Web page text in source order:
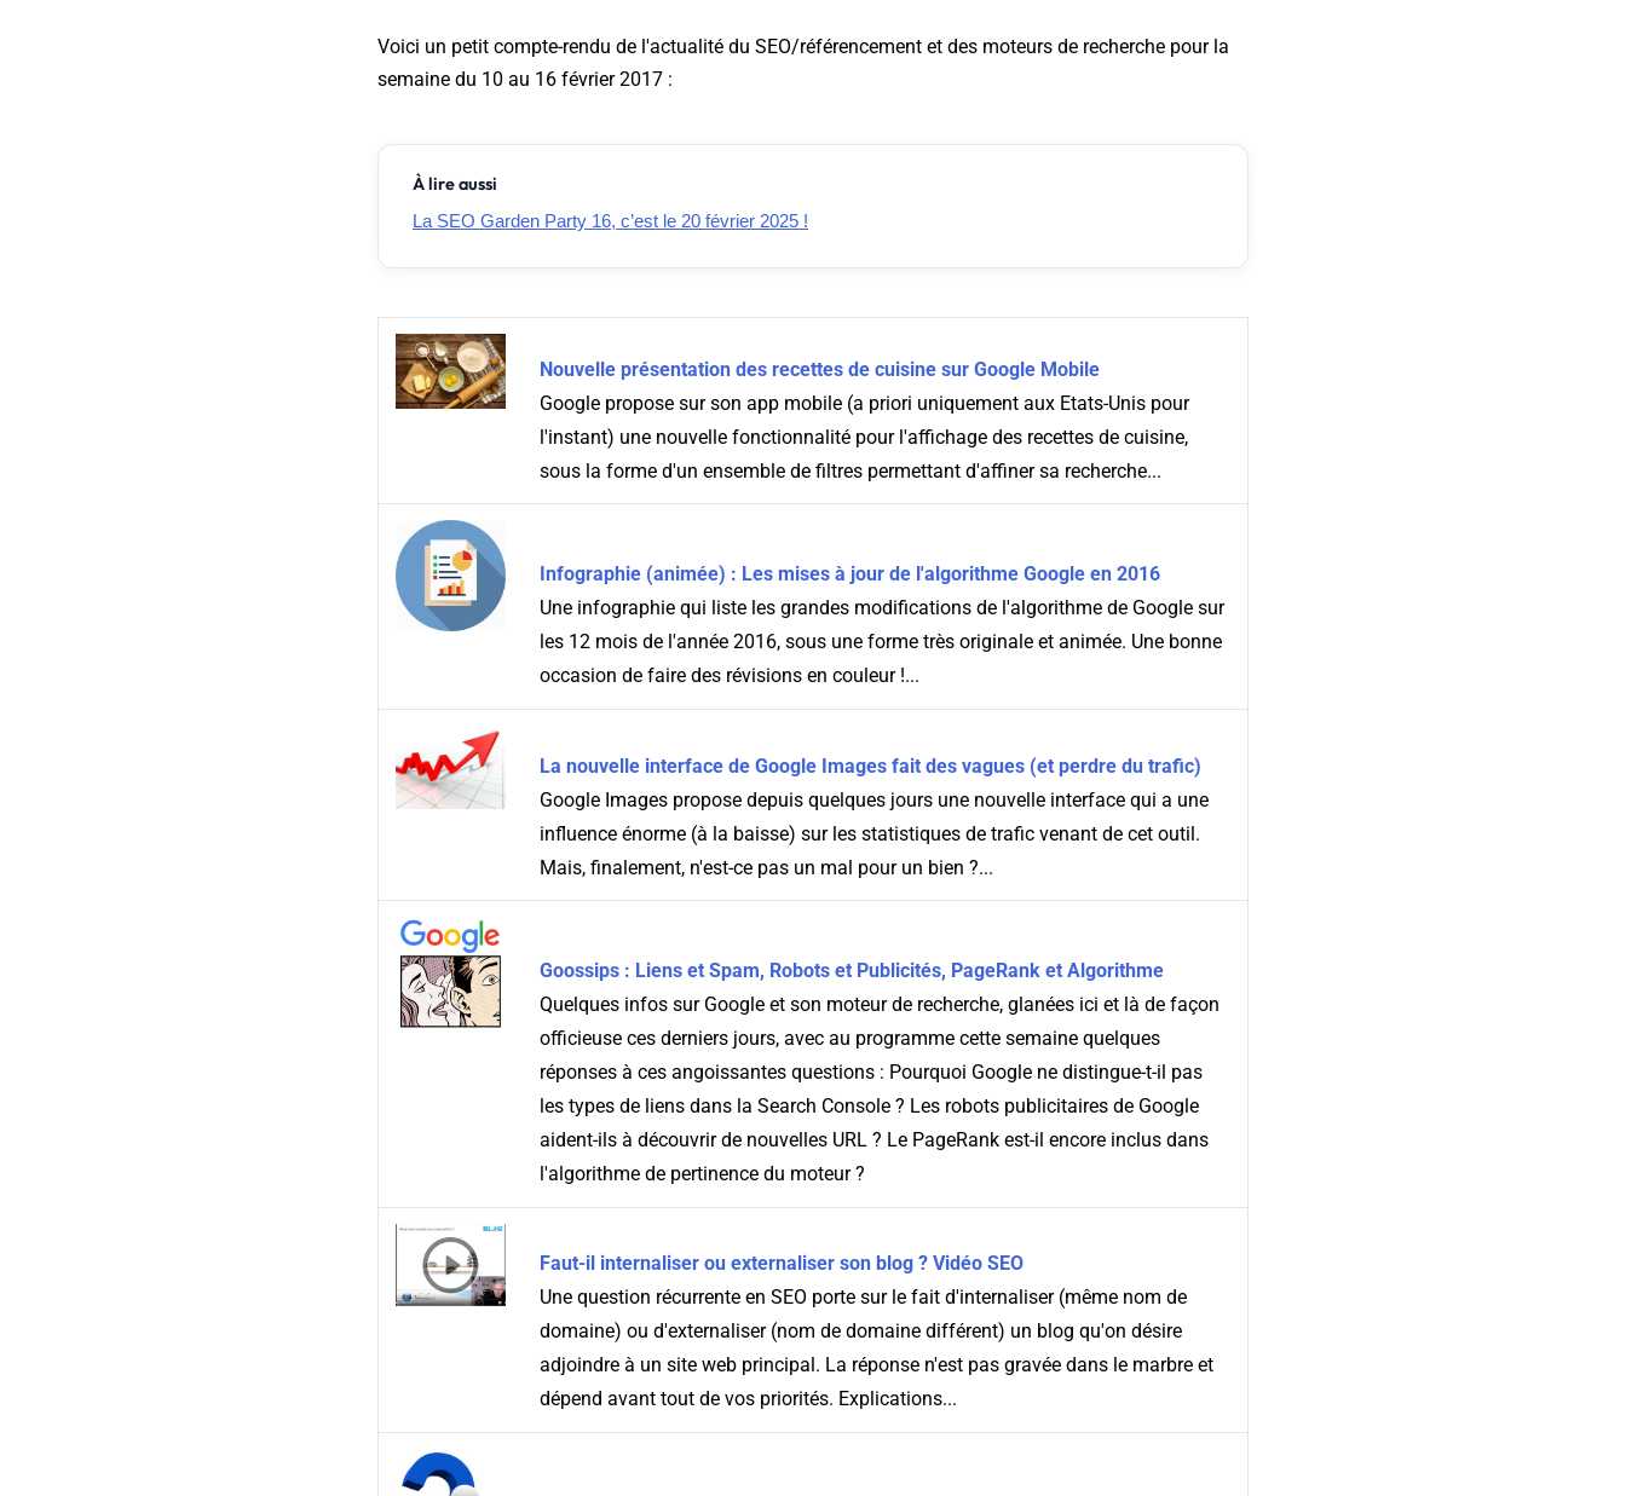
Voici un petit compte-rendu de l'actualité du SEO/référencement et des moteurs de recherche pour la
semaine du 10 au 16 février 2017 :
À lire aussi
La SEO Garden Party 16, c’est le 20 février 2025 !
Nouvelle présentation des recettes de cuisine sur Google Mobile
Google propose sur son app mobile (a priori uniquement aux Etats-Unis pour
l'instant) une nouvelle fonctionnalité pour l'affichage des recettes de cuisine,
sous la forme d'un ensemble de filtres permettant d'affiner sa recherche...
Infographie (animée) : Les mises à jour de l'algorithme Google en 2016
Une infographie qui liste les grandes modifications de l'algorithme de Google sur
les 12 mois de l'année 2016, sous une forme très originale et animée. Une bonne
occasion de faire des révisions en couleur !...
La nouvelle interface de Google Images fait des vagues (et perdre du trafic)
Google Images propose depuis quelques jours une nouvelle interface qui a une
influence énorme (à la baisse) sur les statistiques de trafic venant de cet outil.
Mais, finalement, n'est-ce pas un mal pour un bien ?...
Goossips : Liens et Spam, Robots et Publicités, PageRank et Algorithme
Quelques infos sur Google et son moteur de recherche, glanées ici et là de façon
officieuse ces derniers jours, avec au programme cette semaine quelques
réponses à ces angoissantes questions : Pourquoi Google ne distingue-t-il pas
les types de liens dans la Search Console ? Les robots publicitaires de Google
aident-ils à découvrir de nouvelles URL ? Le PageRank est-il encore inclus dans
l'algorithme de pertinence du moteur ?
Faut-il internaliser ou externaliser son blog ? Vidéo SEO
Une question récurrente en SEO porte sur le fait d'internaliser (même nom de
domaine) ou d'externaliser (nom de domaine différent) un blog qu'on désire
adjoindre à un site web principal. La réponse n'est pas gravée dans le marbre et
dépend avant tout de vos priorités. Explications...